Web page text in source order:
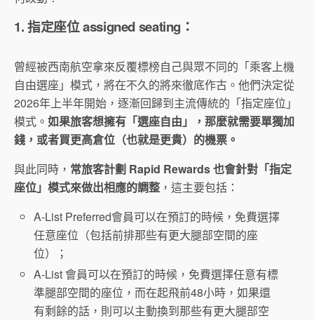
1. 指定座位 assigned seating：
曾經被西南航空拿來反覆標榜自己與眾不同的「乘客上機
自由選座」模式，將在不久的將來徹底作古。他們決定從
2026年上半年開始，逐漸回歸到主流傳統的「指定座位」
模式。 如果旅客想擁有「選座自由」，那麼就需要單獨加
錢，或者買更高倉位（也就是更貴）的機票。
與此同時， 常旅客計劃 Rapid Rewards 也會針對「指定
座位」模式來做出相應的調整 ，這主要包括：
A-List Preferred會員可以在預訂的時候，免費選擇
任意座位（包括前排那些有更大腿部空間的座
位）；
A-List 會員可以在預訂的時候，免費選擇任意有標
準腿部空間的座位，而在起飛前48小時，如果還
有剩餘的話，則可以主動換到那些有更大腿部空